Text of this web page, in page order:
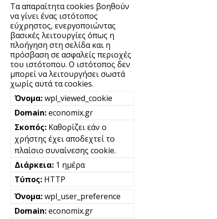
Τα απαραίτητα cookies βοηθούν
να γίνει ένας ιστότοπος
εύχρηστος, ενεργοποιώντας
βασικές λειτουργίες όπως η
πλοήγηση στη σελίδα και η
πρόσβαση σε ασφαλείς περιοχές
του ιστότοπου. Ο ιστότοπος δεν
μπορεί να λειτουργήσει σωστά
χωρίς αυτά τα cookies.
wpl_viewed_cookie
economix.gr
Καθορίζει εάν ο
χρήστης έχει αποδεχτεί το
πλαίσιο συναίνεσης cookie.
1 ημέρα
HTTP
wpl_user_preference
economix.gr